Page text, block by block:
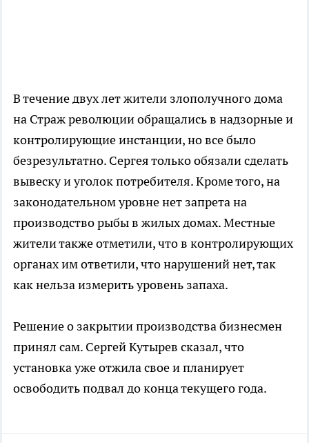
В течение двух лет жители злополучного дома
на Страж революции обращались в надзорные и
контролирующие инстанции, но все было
безрезультатно. Сергея только обязали сделать
вывеску и уголок потребителя. Кроме того, на
законодательном уровне нет запрета на
производство рыбы в жилых домах. Местные
жители также отметили, что в контролирующих
органах им ответили, что нарушений нет, так
как нельза измерить уровень запаха.
Решение о закрытии производства бизнесмен
принял сам. Сергей Кутырев сказал, что
установка уже отжила свое и планирует
освободить подвал до конца текущего года.